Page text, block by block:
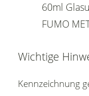
60ml
FUMO
Wichtige
Kennzeichnung